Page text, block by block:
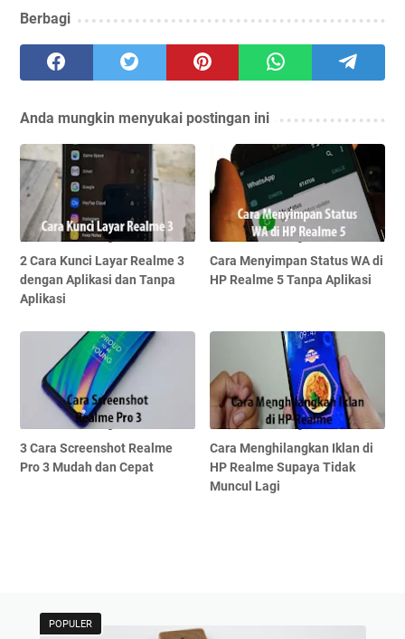
Berbagi
Anda mungkin menyukai postingan ini
2 Cara Kunci Layar Realme 3
dengan Aplikasi dan Tanpa
Aplikasi
Cara Menyimpan Status WA di
HP Realme 5 Tanpa Aplikasi
3 Cara Screenshot Realme
Pro 3 Mudah dan Cepat
Cara Menghilangkan Iklan di
HP Realme Supaya Tidak
Muncul Lagi
POPULER